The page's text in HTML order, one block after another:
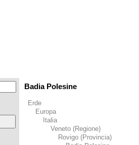
Badia Polesine
Erde
Europa
Italia
Veneto (Regione)
Rovigo (Provincia)